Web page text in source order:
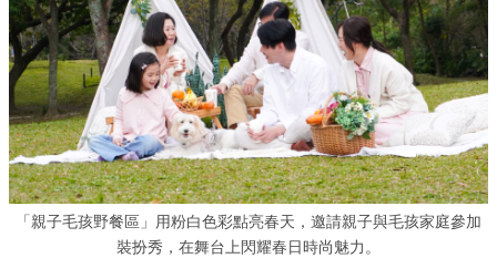
「親子毛孩野餐區」用粉白色彩點亮春天，邀請親子與毛孩家庭參加
裝扮秀，在舞台上閃耀春日時尚魅力。